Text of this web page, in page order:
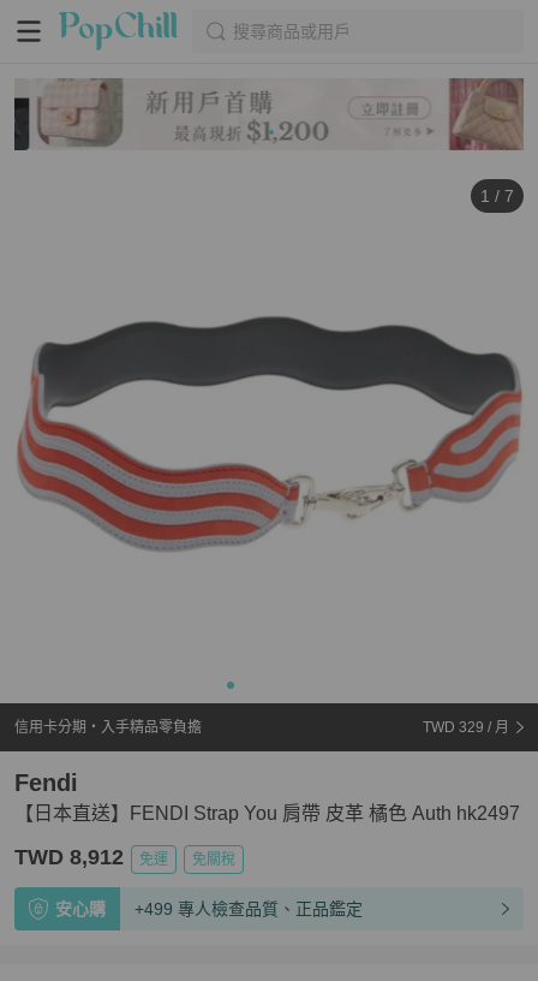
搜尋商品或用戶
1 / 7
信用卡分期・入手精品零負擔 TWD 329 / 月
【日本直送】FENDI Strap You 肩帶 皮革 橘色 Auth hk2497
Fendi
TWD 8,912 免運 免關稅
安心購 +499 專人檢查品質、正品鑑定